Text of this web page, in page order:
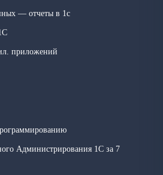
— отчеты в 1с
приложений
Администрирования 1С за 7